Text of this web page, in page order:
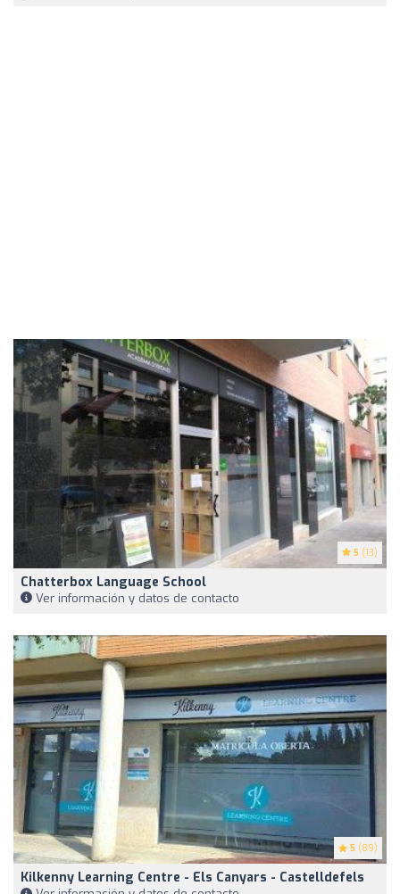
5 (13)
Chatterbox Language School
Ver información y datos de contacto
5 (89)
Kilkenny Learning Centre - Els Canyars - Castelldefels